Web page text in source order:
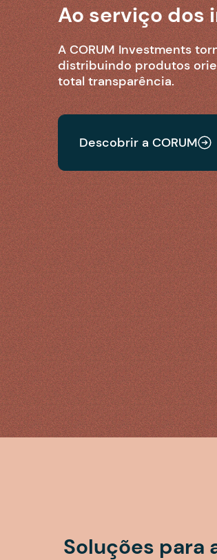
Ao serviço dos
A CORUM Investments
distribuindo produtos
total transparência.
Descobrir a CORUM
Soluções para